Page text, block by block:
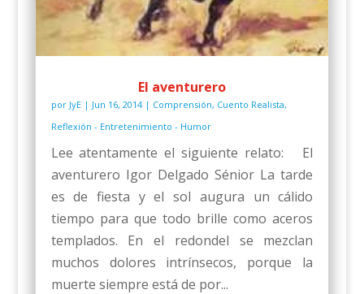
El aventurero
por JyE| Jun 16, 2014| Comprensión, Cuento Realista,
Reflexión - Entretenimiento - Humor
Lee atentamente el siguiente relato: El
aventurero Igor Delgado Sénior La tarde
es de fiesta y el sol augura un cálido
tiempo para que todo brille como aceros
templados. En el redondel se mezclan
muchos dolores intrínsecos, porque la
muerte siempre está de por...